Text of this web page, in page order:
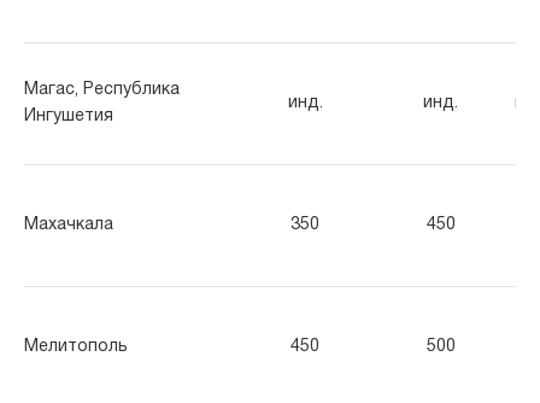
Магас, Республика
Ингушетия
инд. инд.
Махачкала 350 450
Мелитополь 450 500